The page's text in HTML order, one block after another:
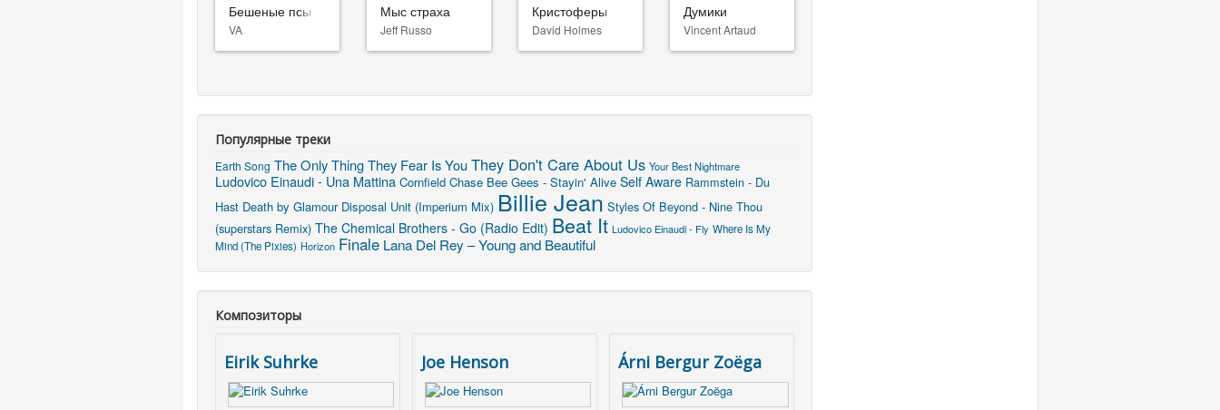
Бешеные псы
VA
Мыс страха
Jeff Russo
Кристоферы
David Holmes
Думики
Vincent Artaud
Популярные треки
Earth Song The Only Thing They Fear Is YouThey Don't Care About Us Your Best Nightmare
Ludovico Einaudi - Una Mattina Cornfield Chase Bee Gees - Stayin' Alive Self Aware Rammstein - Du
Hast Death by Glamour Disposal Unit (Imperium Mix) Billie Jean Styles Of Beyond - Nine Thou
(superstars Remix) The Chemical Brothers - Go (Radio Edit) Beat It Ludovico Einaudi - Fly Where Is My
Mind (The Pixies) Horizon Finale Lana Del Rey – Young and Beautiful
Композиторы
Eirik Suhrke Joe Henson Árni Bergur Zoëga